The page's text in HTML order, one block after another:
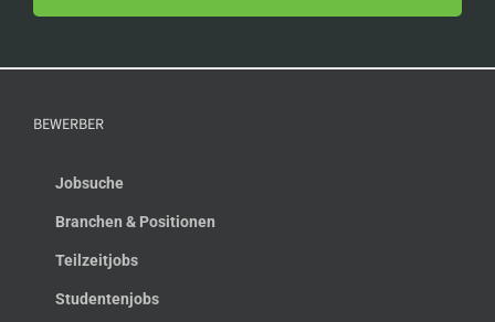
BEWERBER
Jobsuche
Branchen & Positionen
Teilzeitjobs
Studentenjobs